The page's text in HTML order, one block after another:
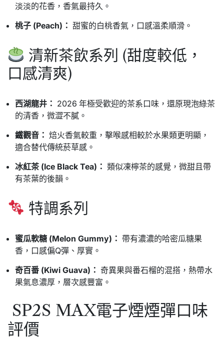
淡淡的花香，香氣最持久。
桃子 (Peach)： 甜蜜的白桃香氣，口感溫柔順滑。
清新茶飲系列 (甜度較低，
口感清爽)
西湖龍井： 2026 年極受歡迎的茶系口味，還原現泡綠茶
的清香，微澀不膩。
鐵觀音： 焙火香氣較重，擊喉感相較於水果類更明顯，
適合替代傳統菸草感。
冰紅茶 (Ice Black Tea)： 類似凍檸茶的感覺，微甜且帶
有茶葉的後韻。
特調系列
蜜瓜軟糖 (Melon Gummy)： 帶有濃濃的哈密瓜糖果
香，口感偏Q彈、厚實。
奇百番 (Kiwi Guava)： 奇異果與番石榴的混搭，熱帶水
果氣息濃厚，層次感豐富。
SP2S MAX電子煙煙彈口味
評價